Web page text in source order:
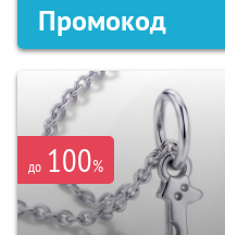
Промокод
до 100%